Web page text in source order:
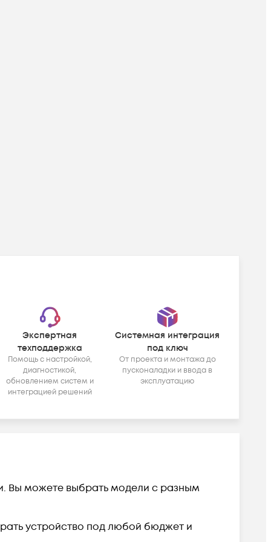
Экспертная
техподдержка
Помощь с настройкой,
диагностикой,
обновлением систем и
интеграцией решений
Системная интеграция
под ключ
От проекта и монтажа до
пусконаладки и ввода в
эксплуатацию
Вы можете выбрать модели с разным
устройство под любой бюджет и